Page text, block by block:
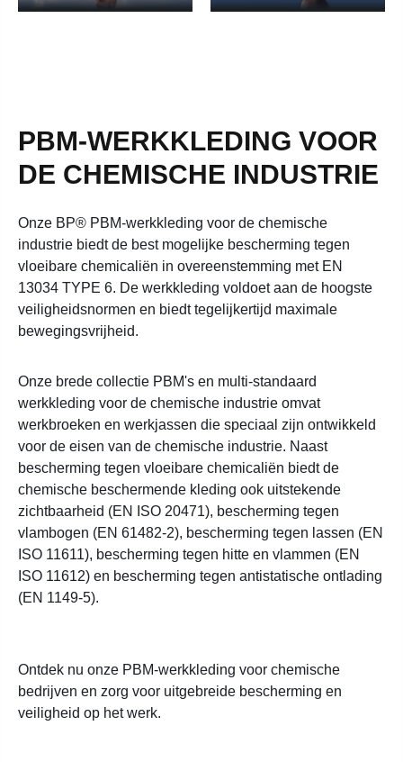
PBM-WERKKLEDING VOOR
DE CHEMISCHE INDUSTRIE
Onze BP® PBM-werkkleding voor de chemische
industrie biedt de best mogelijke bescherming tegen
vloeibare chemicaliën in overeenstemming met EN
13034 TYPE 6. De werkkleding voldoet aan de hoogste
veiligheidsnormen en biedt tegelijkertijd maximale
bewegingsvrijheid.
Onze brede collectie PBM's en multi-standaard
werkkleding voor de chemische industrie omvat
werkbroeken en werkjassen die speciaal zijn ontwikkeld
voor de eisen van de chemische industrie. Naast
bescherming tegen vloeibare chemicaliën biedt de
chemische beschermende kleding ook uitstekende
zichtbaarheid (EN ISO 20471), bescherming tegen
vlambogen (EN 61482-2), bescherming tegen lassen (EN
ISO 11611), bescherming tegen hitte en vlammen (EN
ISO 11612) en bescherming tegen antistatische ontlading
(EN 1149-5).
Ontdek nu onze PBM-werkkleding voor chemische
bedrijven en zorg voor uitgebreide bescherming en
veiligheid op het werk.